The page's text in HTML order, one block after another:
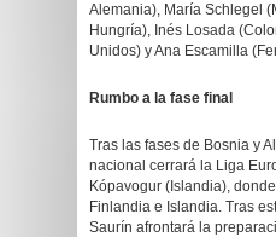
Alemania), María Schlegel
Hungría), Inés Losada
Unidos) y Ana Escamilla
Rumbo a la fase final
Tras las fases de Bosnia y
nacional cerrará la Liga
Kópavogur (Islandia),
Finlandia e Islandia. Tras
Saurín afrontará la